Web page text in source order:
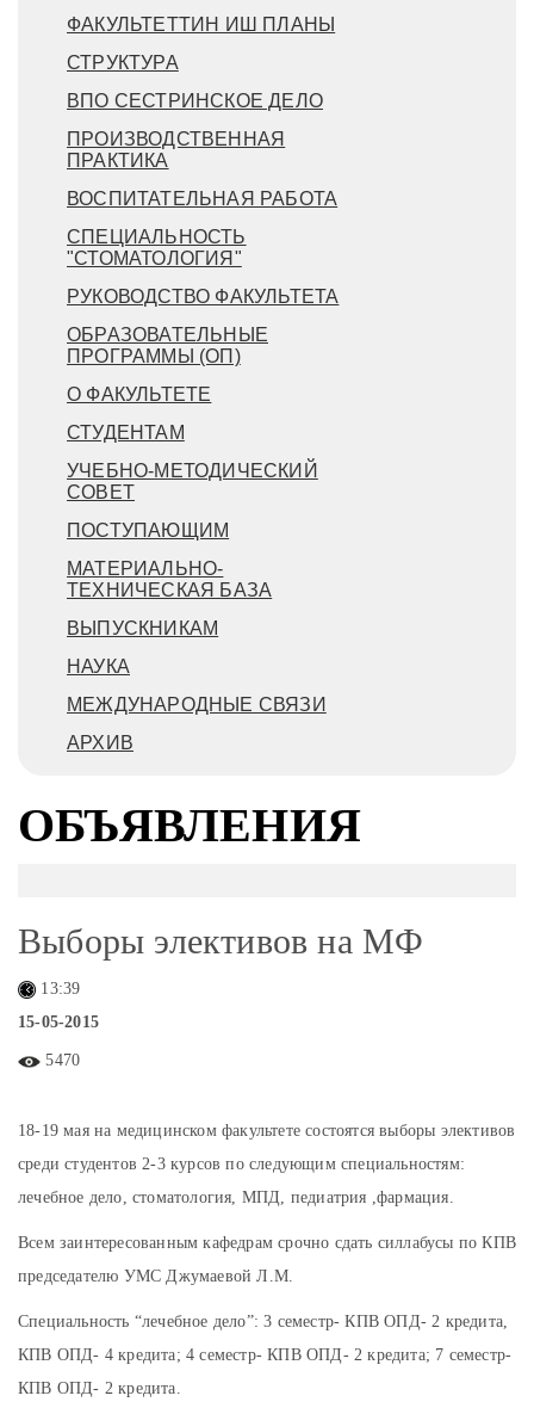
ФАКУЛЬТЕТТИН ИШ ПЛАНЫ
СТРУКТУРА
ВПО СЕСТРИНСКОЕ ДЕЛО
ПРОИЗВОДСТВЕННАЯ
ПРАКТИКА
ВОСПИТАТЕЛЬНАЯ РАБОТА
СПЕЦИАЛЬНОСТЬ
"СТОМАТОЛОГИЯ"
РУКОВОДСТВО ФАКУЛЬТЕТА
ОБРАЗОВАТЕЛЬНЫЕ
ПРОГРАММЫ (ОП)
О ФАКУЛЬТЕТЕ
СТУДЕНТАМ
УЧЕБНО-МЕТОДИЧЕСКИЙ
СОВЕТ
ПОСТУПАЮЩИМ
МАТЕРИАЛЬНО-
ТЕХНИЧЕСКАЯ БАЗА
ВЫПУСКНИКАМ
НАУКА
МЕЖДУНАРОДНЫЕ СВЯЗИ
АРХИВ
ОБЪЯВЛЕНИЯ
Выборы элективов на МФ
13:39
15-05-2015
5470
18-19 мая на медицинском факультете состоятся выборы элективов
среди студентов 2-3 курсов по следующим специальностям:
лечебное дело, стоматология, МПД, педиатрия ,фармация.
Всем заинтересованным кафедрам срочно сдать силлабусы по КПВ
председателю УМС Джумаевой Л.М.
Специальность “лечебное дело”: 3 семестр- КПВ ОПД- 2 кредита,
КПВ ОПД- 4 кредита; 4 семестр- КПВ ОПД- 2 кредита; 7 семестр-
КПВ ОПД- 2 кредита.